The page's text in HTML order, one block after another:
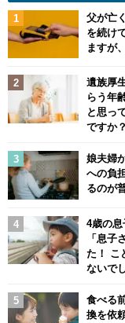
父が亡
を続け
ますが
遺族厚
らう年
と思っ
ですか？
娘夫婦
への負
るのが
4歳の息
「息子
た！ こ
ないで
食べる
換を依